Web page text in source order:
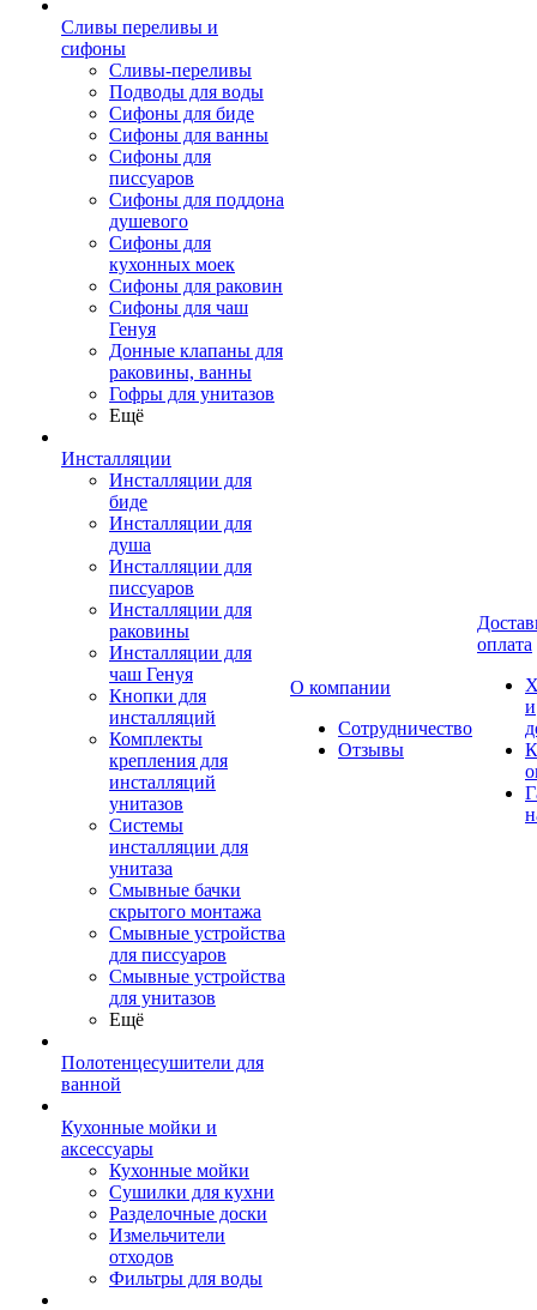
Сливы переливы и
сифоны
Сливы-переливы
Подводы для воды
Сифоны для биде
Сифоны для ванны
Сифоны для
писсуаров
Сифоны для поддона
душевого
Сифоны для
кухонных моек
Сифоны для раковин
Сифоны для чаш
Генуя
Донные клапаны для
раковины, ванны
Гофры для унитазов
Ещё
Инсталляции
Инсталляции для
биде
Инсталляции для
душа
Инсталляции для
писсуаров
Инсталляции для
раковины
Инсталляции для
чаш Генуя
Кнопки для
инсталляций
Комплекты
крепления для
инсталляций
унитазов
Системы
инсталляции для
унитаза
Смывные бачки
скрытого монтажа
Смывные устройства
для писсуаров
Смывные устройства
для унитазов
Ещё
Полотенцесушители для
ванной
Кухонные мойки и
аксессуары
Кухонные мойки
Сушилки для кухни
Разделочные доски
Измельчители
отходов
Фильтры для воды
О компании
Сотрудничество
Отзывы
оплата
и